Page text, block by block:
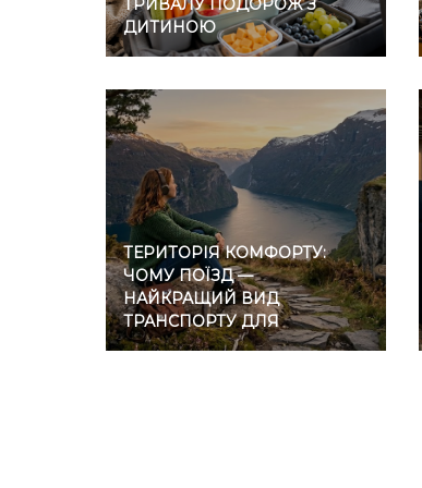
ТРИВАЛУ ПОДОРОЖ З
ДИТИНОЮ
ТЕРИТОРІЯ КОМФОРТУ:
ЧОМУ ПОЇЗД —
НАЙКРАЩИЙ ВИД
ТРАНСПОРТУ ДЛЯ
ІНТРОВЕРТІВ